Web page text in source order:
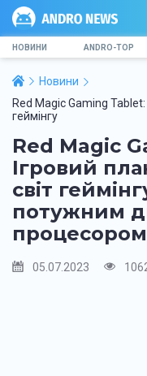
НОВИНИ ANDRO-TOP
Новини
Red Magic Gaming
геймінгу
Red Magic
Ігровий
світ
потужним
05.07.2023